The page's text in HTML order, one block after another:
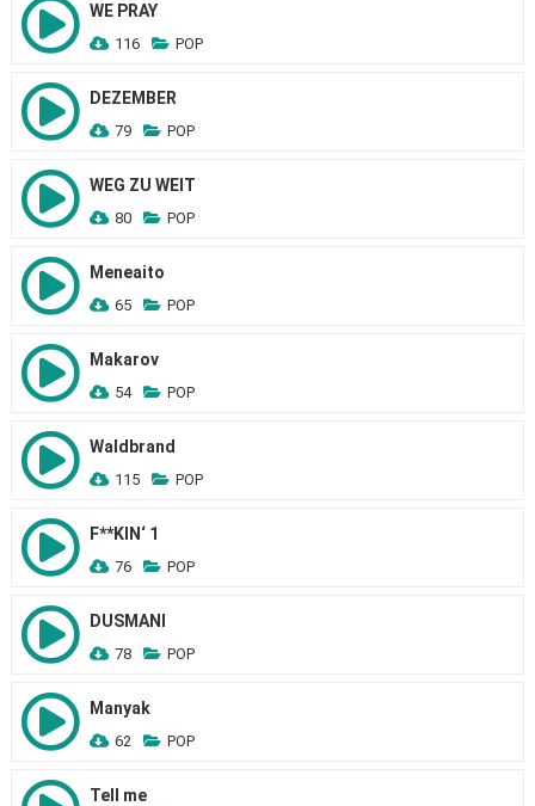
WE PRAY
116 POP
DEZEMBER
79 POP
WEG ZU WEIT
80 POP
Meneaito
65 POP
Makarov
54 POP
Waldbrand
115 POP
F**KIN‘ 1
76 POP
DUSMANI
78 POP
Manyak
62 POP
Tell me